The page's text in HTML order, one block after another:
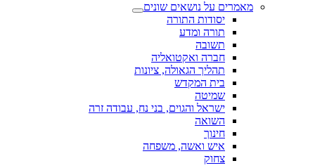
מאמרים על נושאים שונים
יסודות התורה
תורה ומדע
תשובה
חברה ואקטואליה
תהליך הגאולה, ציונות
בית המקדש
שמיטה
ישראל והגוים, בני נח, עבודה זרה
השואה
חינוך
איש ואשה, משפחה
צחוק